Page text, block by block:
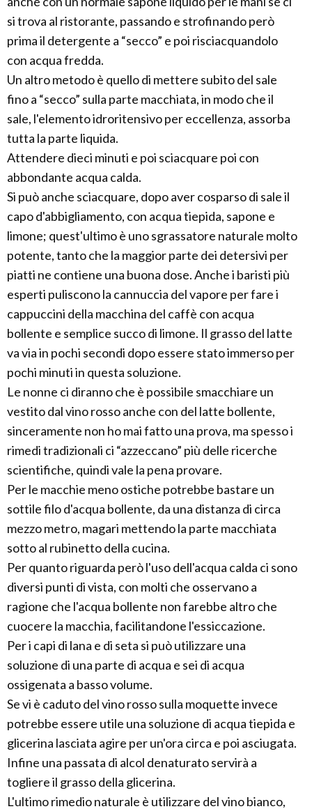
si trova al ristorante, passando e strofinando però
prima il detergente a “secco” e poi risciacquandolo
con acqua fredda.
Un altro metodo è quello di mettere subito del sale
fino a “secco” sulla parte macchiata, in modo che il
sale, l'elemento idroritensivo per eccellenza, assorba
tutta la parte liquida.
Attendere dieci minuti e poi sciacquare poi con
abbondante acqua calda.
Si può anche sciacquare, dopo aver cosparso di sale il
capo d'abbigliamento, con acqua tiepida, sapone e
limone; quest'ultimo è uno sgrassatore naturale molto
potente, tanto che la maggior parte dei detersivi per
piatti ne contiene una buona dose. Anche i baristi più
esperti puliscono la cannuccia del vapore per fare i
cappuccini della macchina del caffè con acqua
bollente e semplice succo di limone. Il grasso del latte
va via in pochi secondi dopo essere stato immerso per
pochi minuti in questa soluzione.
Le nonne ci diranno che è possibile smacchiare un
vestito dal vino rosso anche con del latte bollente,
sinceramente non ho mai fatto una prova, ma spesso i
rimedi tradizionali ci “azzeccano” più delle ricerche
scientifiche, quindi vale la pena provare.
Per le macchie meno ostiche potrebbe bastare un
sottile filo d'acqua bollente, da una distanza di circa
mezzo metro, magari mettendo la parte macchiata
sotto al rubinetto della cucina.
Per quanto riguarda però l'uso dell'acqua calda ci sono
diversi punti di vista, con molti che osservano a
ragione che l'acqua bollente non farebbe altro che
cuocere la macchia, facilitandone l'essiccazione.
Per i capi di lana e di seta si può utilizzare una
soluzione di una parte di acqua e sei di acqua
ossigenata a basso volume.
Se vi è caduto del vino rosso sulla moquette invece
potrebbe essere utile una soluzione di acqua tiepida e
glicerina lasciata agire per un'ora circa e poi asciugata.
Infine una passata di alcol denaturato servirà a
togliere il grasso della glicerina.
L'ultimo rimedio naturale è utilizzare del vino bianco,